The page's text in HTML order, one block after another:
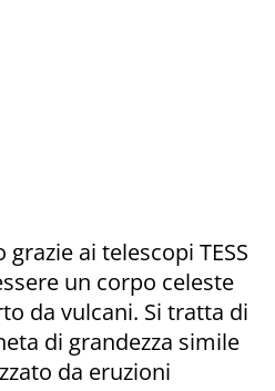
ai telescopi TESS
un corpo celeste
da vulcani. Si tratta di
di grandezza simile
da eruzioni